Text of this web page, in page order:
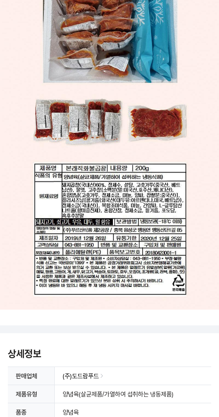
상세정보
판매업체 (주)도드람푸드
제품유형 양념육(살균제품/가열하여 섭취하는 냉동제품)
품종 양념육